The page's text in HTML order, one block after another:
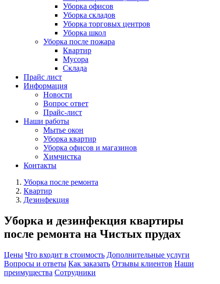
Уборка офисов
Уборка складов
Уборка торговых центров
Уборка школ
Уборка после пожара
Квартир
Мусора
Склада
Прайс лист
Информация
Новости
Вопрос ответ
Прайс-лист
Наши работы
Мытье окон
Уборка квартир
Уборка офисов и магазинов
Химчистка
Контакты
Уборка после ремонта
Квартир
Дезинфекция
Уборка и дезинфекция квартиры
после ремонта на Чистых прудах
Цены Что входит в стоимость Дополнительные услуги
Вопросы и ответы Как заказать Отзывы клиентов Наши
преимущества Сотрудники